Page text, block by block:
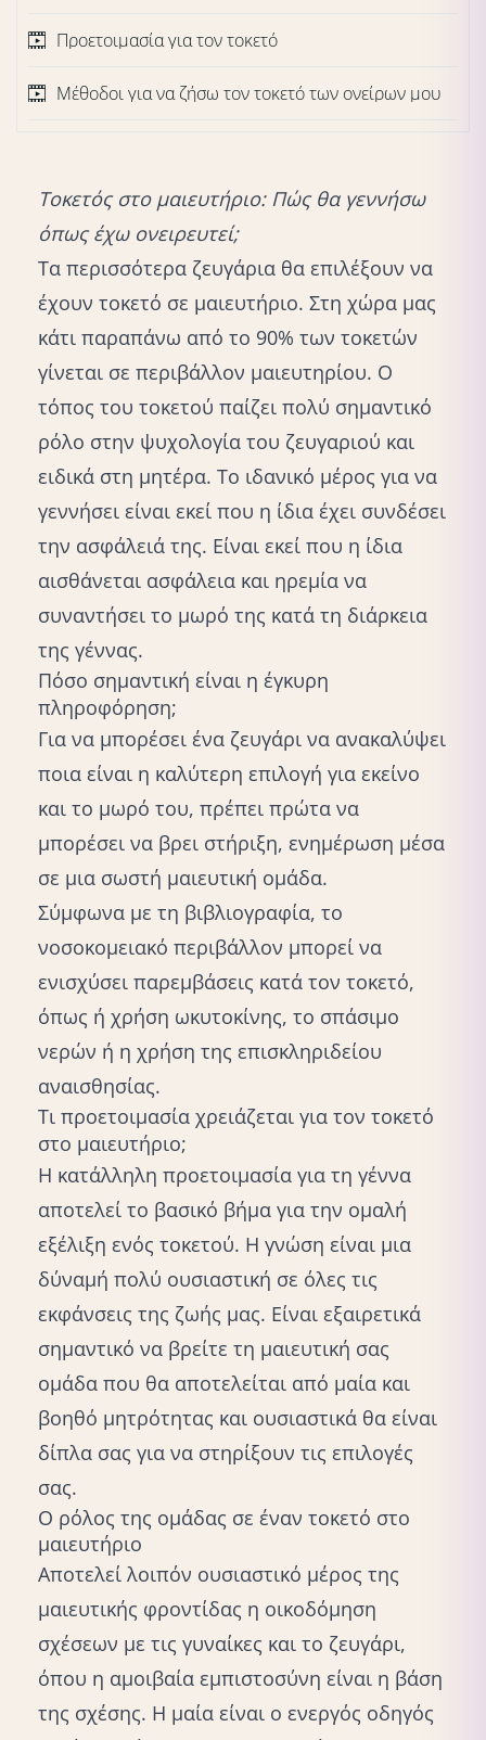
Προετοιμασία για τον τοκετό
Μέθοδοι για να ζήσω τον τοκετό των ονείρων μου
Τοκετός στο μαιευτήριο: Πώς θα γεννήσω
όπως έχω ονειρευτεί;
Τα περισσότερα ζευγάρια θα επιλέξουν να
έχουν τοκετό σε μαιευτήριο. Στη χώρα μας
κάτι παραπάνω από το 90% των τοκετών
γίνεται σε περιβάλλον μαιευτηρίου. Ο
τόπος του τοκετού παίζει πολύ σημαντικό
ρόλο στην ψυχολογία του ζευγαριού και
ειδικά στη μητέρα. Το ιδανικό μέρος για να
γεννήσει είναι εκεί που η ίδια έχει συνδέσει
την ασφάλειά της. Είναι εκεί που η ίδια
αισθάνεται ασφάλεια και ηρεμία να
συναντήσει το μωρό της κατά τη διάρκεια
της γέννας.
Πόσο σημαντική είναι η έγκυρη
πληροφόρηση;
Για να μπορέσει ένα ζευγάρι να ανακαλύψει
ποια είναι η καλύτερη επιλογή για εκείνο
και το μωρό του, πρέπει πρώτα να
μπορέσει να βρει στήριξη, ενημέρωση μέσα
σε μια σωστή μαιευτική ομάδα.
Σύμφωνα με τη βιβλιογραφία, το
νοσοκομειακό περιβάλλον μπορεί να
ενισχύσει παρεμβάσεις κατά τον τοκετό,
όπως ή χρήση ωκυτοκίνης, το σπάσιμο
νερών ή η χρήση της επισκληριδείου
αναισθησίας.
Τι προετοιμασία χρειάζεται για τον τοκετό
στο μαιευτήριο;
Η κατάλληλη προετοιμασία για τη γέννα
αποτελεί το βασικό βήμα για την ομαλή
εξέλιξη ενός τοκετού. Η γνώση είναι μια
δύναμή πολύ ουσιαστική σε όλες τις
εκφάνσεις της ζωής μας. Είναι εξαιρετικά
σημαντικό να βρείτε τη μαιευτική σας
ομάδα που θα αποτελείται από μαία και
βοηθό μητρότητας και ουσιαστικά θα είναι
δίπλα σας για να στηρίξουν τις επιλογές
σας.
Ο ρόλος της ομάδας σε έναν τοκετό στο
μαιευτήριο
Αποτελεί λοιπόν ουσιαστικό μέρος της
μαιευτικής φροντίδας η οικοδόμηση
σχέσεων με τις γυναίκες και το ζευγάρι,
όπου η αμοιβαία εμπιστοσύνη είναι η βάση
της σχέσης. Η μαία είναι ο ενεργός οδηγός